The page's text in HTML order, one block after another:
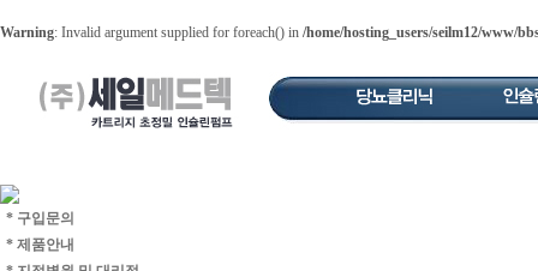
Warning: Invalid argument supplied for foreach() in /home/hosting_users/seilm12/www/
* 구입문의
* 제품안내